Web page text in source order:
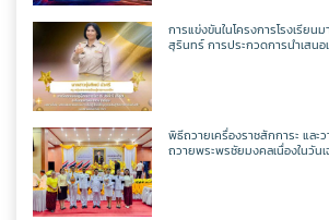
ตารางเรียน/สอน
เว็บไซต์กลุ่มสาระฯ
ตารางเรียน/สอน
เฟสบุคกลุ่มสาระฯ
เว็บไซต์กลุ่มสาระฯ
ตารางเรียน/สอน
ศิลปะ
เฟสบุคกลุ่มสาระฯ
เว็บไซต์กลุ่มสาระฯ
การงานอาชีพ
เฟสบุคกลุ่มสาระฯ
พลศึกษา
ITA2566
แผนผังเว็บไซต์
เว็บไซต์เดิม
วิชาออกแบบฯ
วิชาเพิ่มเติม
วิชาวิทยาการคำนวณ
วิชาออกแบบฯ
วิชาเพิ่มเติม
ครูเทพสุดา พรหมสวัสดิ์
วิชาวิทยาการคำนวณ
วิชาออกแบบฯ
ครูประหยัด สายบุตร
วิชาวิทยาการคำนวณ
ครูนิตยา บุญเสริม
การแข่งขันในโครงการโรงเรีย
สุรินทร์ การประกวดการนำเสน
พิธีถวายเครื่องราชสักการะ แล
ถวายพระพรชัยมงคลเนื่องในวัน